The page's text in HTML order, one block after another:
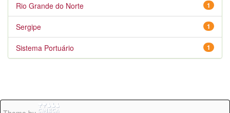
1
Rio Grande do Norte
1
Sergipe
1
Sistema Portuário